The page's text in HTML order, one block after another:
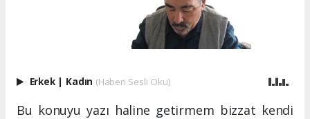
Erkek | Kadın (Haberi Sesli Oku)
Bu konuyu yazı haline getirmem bizzat kendi